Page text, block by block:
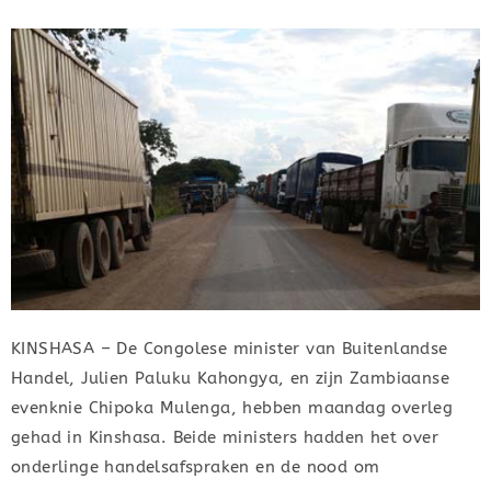
KINSHASA – De Congolese minister van Buitenlandse
Handel, Julien Paluku Kahongya, en zijn Zambiaanse
evenknie Chipoka Mulenga, hebben maandag overleg
gehad in Kinshasa. Beide ministers hadden het over
onderlinge handelsafspraken en de nood om